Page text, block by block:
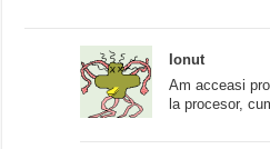
Ionut
Am acceasi
la procesor,